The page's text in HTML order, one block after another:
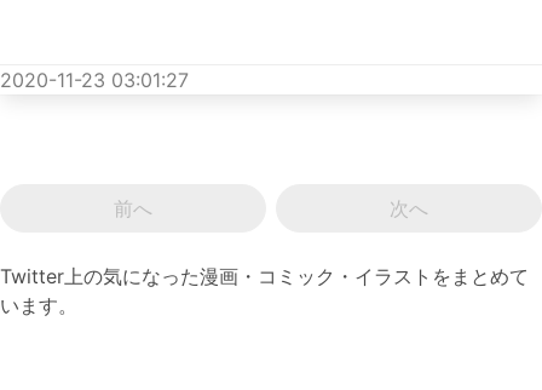
2020-11-23 03:01:27
前へ 次へ
Twitter上の気になった漫画・コミック・イラストをまとめて
います。